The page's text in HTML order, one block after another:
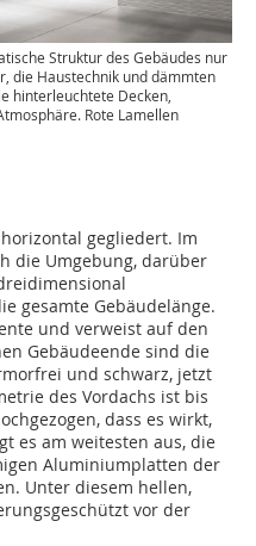
Struktur des Gebäudes nur
die Haustechnik und dämmten
hinterleuchtete Decken,
Rote Lamellen
gegliedert. Im
die Umgebung, darüber
gesamte Gebäudelänge.
und verweist auf den
Gebäude­ende sind die
und schwarz, jetzt
des Vordachs ist bis
dass es wirkt,
es am weitesten aus, die
Aluminiumplatten der
Unter diesem hellen,
vor der